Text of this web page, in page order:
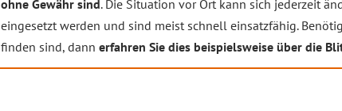
ohne Gewähr sind. Die Situation vor Ort kann sich jederzeit
eingesetzt werden und sind meist schnell einsatzfähig.
finden sind, dann erfahren Sie dies beispielsweise über die